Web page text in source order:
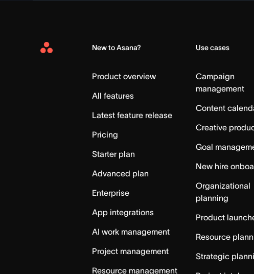
Asana
New to Asana?
Product overview
All features
Latest feature release
Pricing
Starter plan
Advanced plan
Enterprise
App integrations
AI work management
Project management
Resource management
Use cases
Campaign
management
Content
Creative
Goal
New hire
Organizational
planning
Product
Resource
Strategic